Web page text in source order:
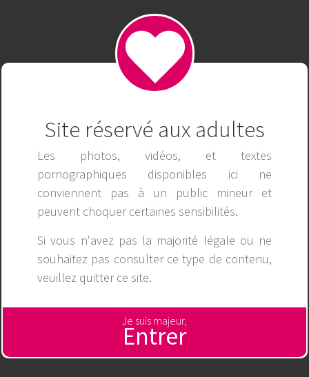
Site réservé aux adultes
Les photos, vidéos, et textes
pornographiques disponibles ici ne
conviennent pas à un public mineur et
peuvent choquer certaines sensibilités.
Si vous n'avez pas la majorité légale ou ne
souhaitez pas consulter ce type de contenu,
veuillez quitter ce site.
Je suis majeur,
Entrer